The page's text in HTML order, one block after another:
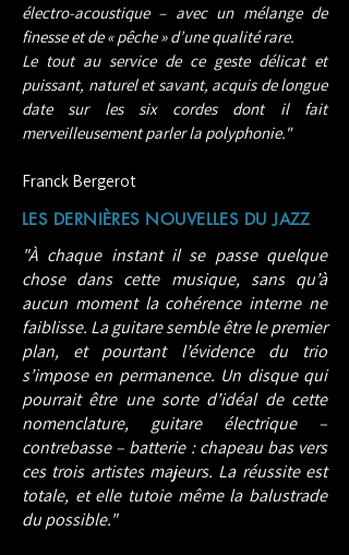
électro-acoustique – avec un mélange de
finesse et de « pêche » d’une qualité rare.
Le tout au service de ce geste délicat et
puissant, naturel et savant, acquis de longue
date sur les six cordes dont il fait
merveilleusement parler la polyphonie."​
Franck Bergerot
LES DERNIÈRES NOUVELLES DU JAZZ
"À chaque instant il se passe quelque
chose dans cette musique, sans qu’à
aucun moment la cohérence interne ne
faiblisse. La guitare semble être le premier
plan, et pourtant l’évidence du trio
s’impose en permanence. Un disque qui
pourrait être une sorte d’idéal de cette
nomenclature, guitare électrique –
contrebasse – batterie : chapeau bas vers
ces trois artistes majeurs. La réussite est
totale, et elle tutoie même la balustrade
du possible."​